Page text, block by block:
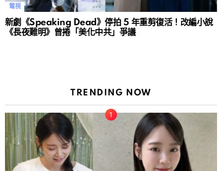
電視
新劇《Speaking Dead》停拍 5 年重剪復活！改編小說
《長夜難明》曾捲「美化中共」爭議
TRENDING NOW